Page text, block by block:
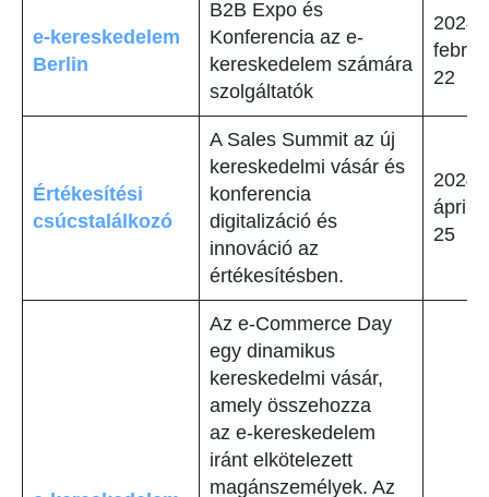
e-kereskedelem
Berlin
B2B Expo és
Konferencia az e-
kereskedelem számára
szolgáltatók
2024.
22
Értékesítési
csúcstalálkozó
A Sales Summit az új
kereskedelmi vásár és
konferencia
digitalizáció és
innováció az
értékesítésben.
2024.
április
25
Az e-Commerce Day
egy dinamikus
kereskedelmi vásár,
amely összehozza
az e-kereskedelem
iránt elkötelezett
magánszemélyek. Az